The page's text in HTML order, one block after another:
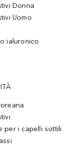
Donna
Uomo
ialuronico
per i capelli sottili